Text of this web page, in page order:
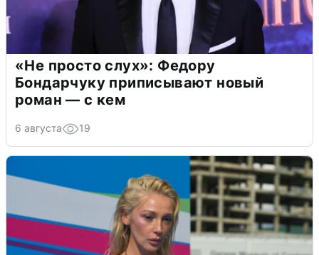
«Не просто слух»: Федору
Бондарчуку приписывают новый
роман — с кем
6 августа 19